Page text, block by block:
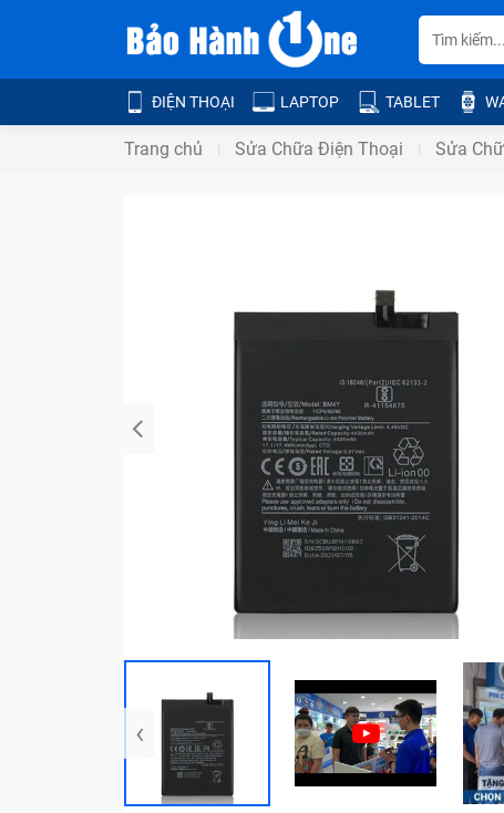
ĐIỆN THOẠI LAPTOP TABLET
Trang chủ Sửa Chữa Điện Thoại Sửa
‹